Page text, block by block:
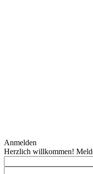
Anmelden
Herzlich willkommen!